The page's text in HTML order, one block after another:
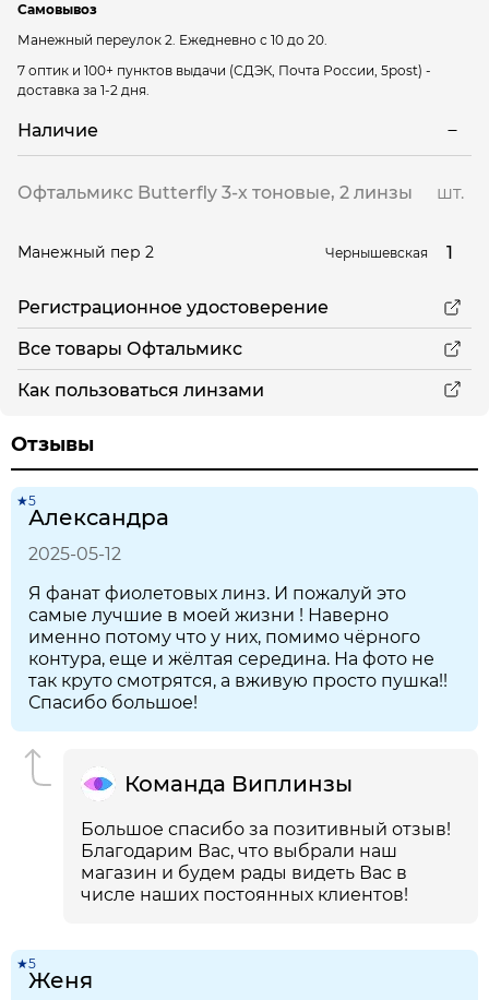
Самовывоз
Манежный переулок 2. Ежедневно с 10 до 20.
7 оптик и 100+ пунктов выдачи (СДЭК, Почта России, 5post) -
доставка за 1-2 дня.
Наличие
Офтальмикс Butterfly 3-х тоновые, 2 линзы шт.
Манежный пер 2 Чернышевская 1
Регистрационное удостоверение
Все товары Офтальмикс
Как пользоваться линзами
Отзывы
★5
Александра
2025-05-12
Я фанат фиолетовых линз. И пожалуй это
самые лучшие в моей жизни ! Наверно
именно потому что у них, помимо чёрного
контура, еще и жёлтая середина. На фото не
так круто смотрятся, а вживую просто пушка!!
Спасибо большое!
Команда Виплинзы
Большое спасибо за позитивный отзыв!
Благодарим Вас, что выбрали наш
магазин и будем рады видеть Вас в
числе наших постоянных клиентов!
★5
Женя